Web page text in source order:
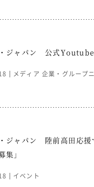
ジャパン 公式Youtube
メディア 企業・グループ
ジャパン 陸前高田応
集」
イベント